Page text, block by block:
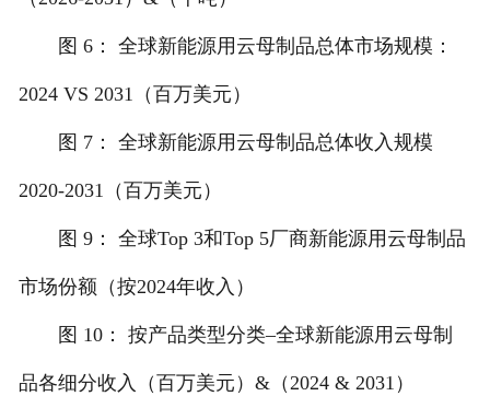
图 6： 全球新能源用云母制品总体市场规模：
2024 VS 2031（百万美元）
图 7： 全球新能源用云母制品总体收入规模
2020-2031（百万美元）
图 9： 全球Top 3和Top 5厂商新能源用云母制品
市场份额（按2024年收入）
图 10： 按产品类型分类–全球新能源用云母制
品各细分收入（百万美元）&（2024 & 2031）